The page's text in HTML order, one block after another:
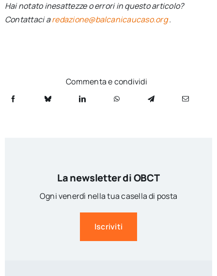
Hai notato inesattezze o errori in questo articolo?
Contattaci aredazione@balcanicaucaso.org.
Commenta e condividi
La newsletter di OBCT
Ogni venerdì nella tua casella di posta
Iscriviti